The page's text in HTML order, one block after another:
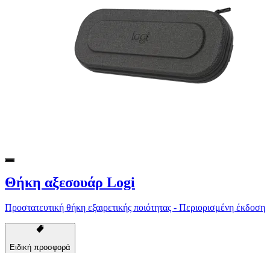
Θήκη αξεσουάρ Logi
Προστατευτική θήκη εξαιρετικής ποιότητας - Περιορισμένη έκδοση
Ειδική προσφορά